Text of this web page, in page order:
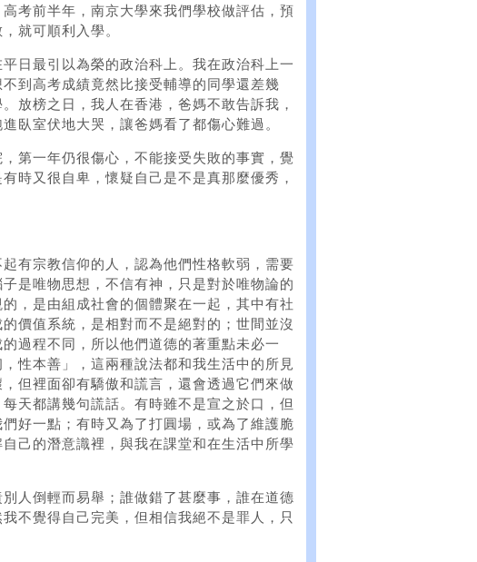
考前半年，南京大學來我們學校做評估，預
就可順利入學。
日最引以為榮的政治科上。我在政治科上一
到高考成績竟然比接受輔導的同學還差幾
放榜之日，我人在香港，爸媽不敢告訴我，
臥室伏地大哭，讓爸媽看了都傷心難過。
第一年仍很傷心，不能接受失敗的事實，覺
時又很自卑，懷疑自己是不是真那麼優秀，
有宗教信仰的人，認為他們性格軟弱，需要
是唯物思想，不信有神，只是對於唯物論的
，是由組成社會的個體聚在一起，其中有社
價值系統，是相對而不是絕對的；世間並沒
過程不同，所以他們道德的著重點未必一
性本善」，這兩種說法都和我生活中的所見
但裡面卻有驕傲和謊言，還會透過它們來做
天都講幾句謊話。有時雖不是宣之於口，但
好一點；有時又為了打圓場，或為了維護脆
己的潛意識裡，與我在課堂和在生活中所學
人倒輕而易舉；誰做錯了甚麼事，誰在道德
不覺得自己完美，但相信我絕不是罪人，只